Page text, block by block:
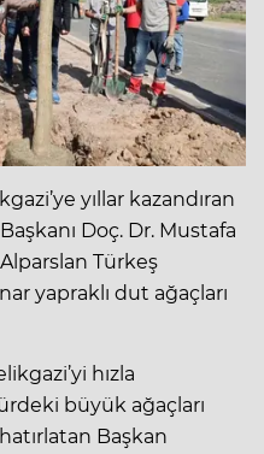
yıllar kazandıran
Doç. Dr. Mustafa
Türkeş
yapraklı dut ağaçları
hızla
büyük ağaçları
Başkan